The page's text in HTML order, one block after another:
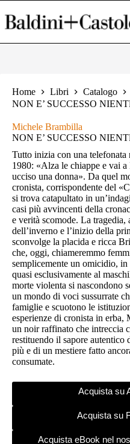
al
contenuto
Home Libri
Catalogo
NON E’ SUCCESSO
Michele Brambilla
NON E’ SUCCESSO
Tutto inizia con una telefonata
1980: «Alza le chiappe e vai
ucciso una donna». Da quel
cronista, corrispondente del
si trova catapultato in
casi più avvincenti della
e verità scomode. La tragedia,
dell’inverno e l’inizio della
sconvolge la placida e ricca
che, oggi, chiameremmo
semplicemente un omicidio,
quasi esclusivamente al
morte violenta si nascondono
un mondo di voci sussurrate
famiglie e scuotono le
esperienze di cronista in
un noir raffinato che intreccia
restituendo il sapore autentico
più e di un mestiere fatto
consumate.
Acquista su
Acquista su
Acquista eBook nel